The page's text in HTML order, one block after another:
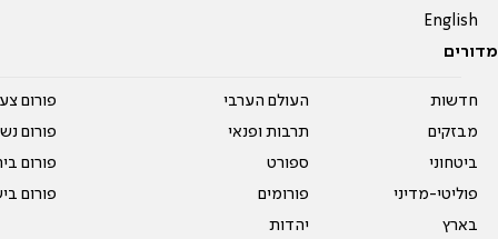
English
מדורים
חדשות
מבזקים
ביטחוני
פוליטי-מדיני
בארץ
העולם הערבי
תרבות ופנאי
ספורט
פורומים
יהדות
פורום
פורום
פורום
פורום